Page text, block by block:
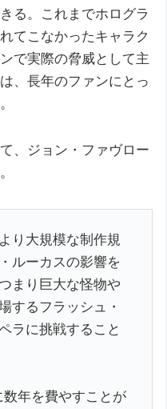
る。これまでホログラ
てこなかったキャラク
で実際の脅威として主
、長年のファンにとっ
、ジョン・ファヴロー
り大規模な制作規
ルーカスの影響を
まり巨大な怪物や
するフラッシュ・
ラに挑戦すること
年を費やすことが